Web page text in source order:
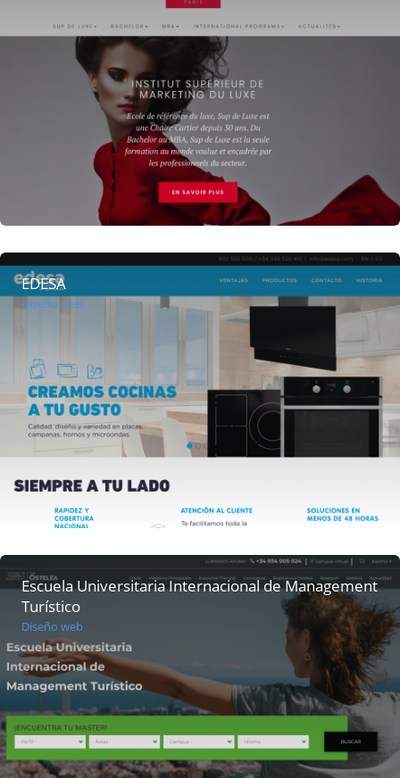
EDESA
Diseño web
Escuela Universitaria Internacional de Management
Turístico
Diseño web